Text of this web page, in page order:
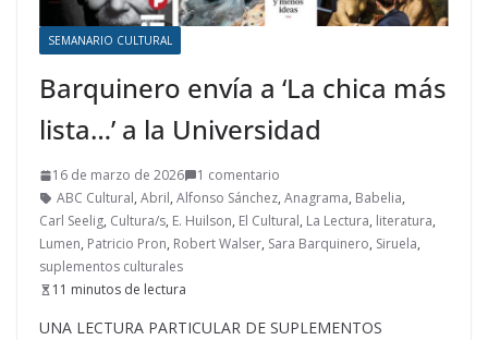
SEMANARIO CULTURAL
Barquinero envía a ‘La chica más
lista…’ a la Universidad
16 de marzo de 2026
1 comentario
ABC Cultural, Abril, Alfonso Sánchez, Anagrama, Babelia,
Carl Seelig, Cultura/s, E. Huilson, El Cultural, La Lectura, literatura,
Lumen, Patricio Pron, Robert Walser, Sara Barquinero, Siruela,
suplementos culturales
11 minutos de lectura
UNA LECTURA PARTICULAR DE SUPLEMENTOS